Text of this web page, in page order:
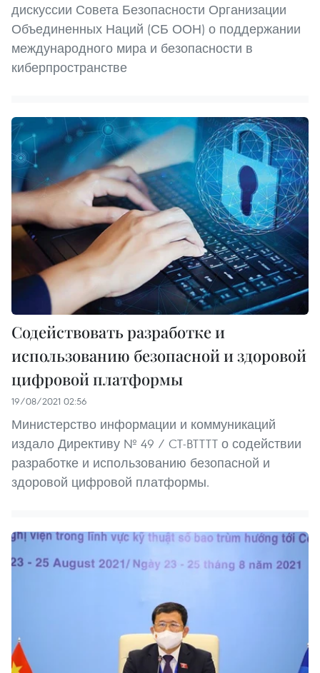
дискуссии Совета Безопасности Организации
Объединенных Наций (СБ ООН) о поддержании
международного мира и безопасности в
киберпространстве
Содействовать разработке и
использованию безопасной и здоровой
цифровой платформы
19/08/2021 02:56
Министерство информации и коммуникаций
издало Директиву № 49 / CT-BTTTT о содействии
разработке и использованию безопасной и
здоровой цифровой платформы.